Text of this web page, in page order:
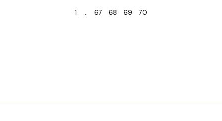
1 … 67 68 69 70